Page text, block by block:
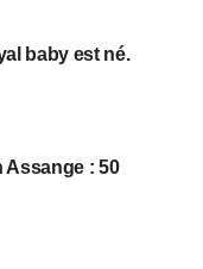
baby est né.
Assange : 50